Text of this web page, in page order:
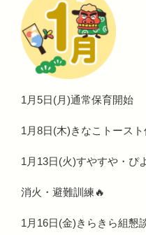
1月5日(月)通常保育開始
1月8日(木)きなこトースト
1月13日(火)すやすや・ぴ
消火・避難訓練🔥
1月16日(金)きらきら組懇